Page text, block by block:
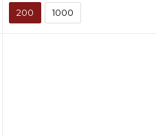
200 1000